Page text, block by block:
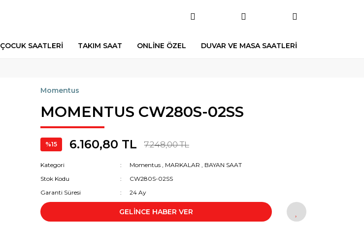
ÇOCUK SAATLERİ TAKIM SAAT ONLİNE ÖZEL DUVAR VE MASA SAATLERİ
Momentus
MOMENTUS CW280S-02SS
%15 6.160,80 TL 7.248,00 TL
Kategori Momentus , MARKALAR , BAYAN SAAT
Stok Kodu
CW280S-02SS
Garanti Süresi
24 Ay
GELİNCE HABER VER